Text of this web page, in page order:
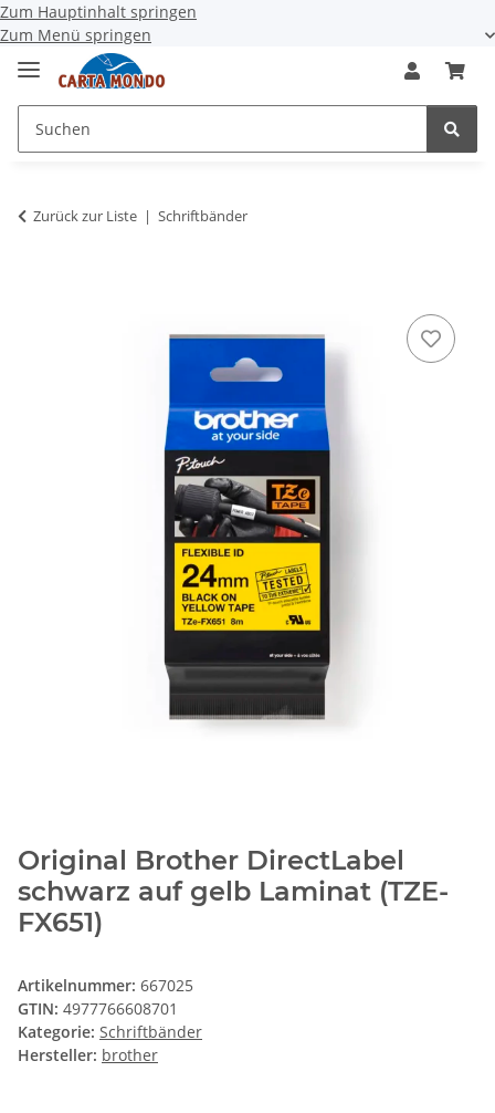
Zum Hauptinhalt springen
Zum Menü springen
Zurück zur Liste Schriftbänder
Original Brother DirectLabel
schwarz auf gelb Laminat (TZE-
FX651)
Artikelnummer: 667025
GTIN: 4977766608701
Kategorie: Schriftbänder
Hersteller: brother